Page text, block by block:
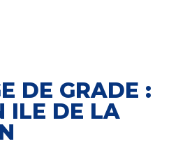
DE GRADE :
ILE DE LA